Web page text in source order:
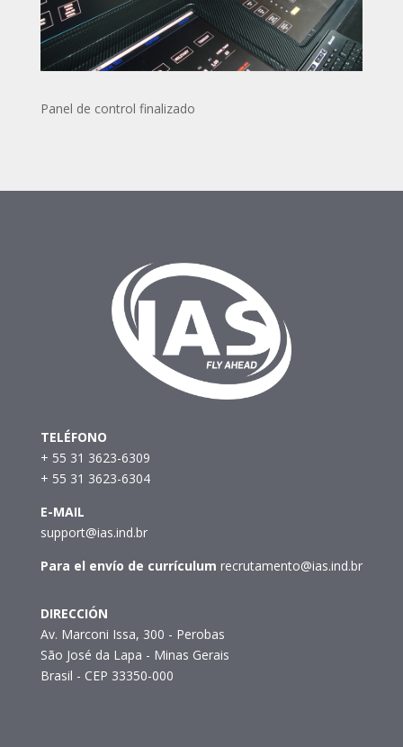
Panel de control finalizado
TELÉFONO
+ 55 31 3623-6309
+ 55 31 3623-6304
E-MAIL
support@ias.ind.br
Para el envío de currículum recrutamento@ias.ind.br
DIRECCIÓN
Av. Marconi Issa, 300 - Perobas
São José da Lapa - Minas Gerais
Brasil - CEP 33350-000